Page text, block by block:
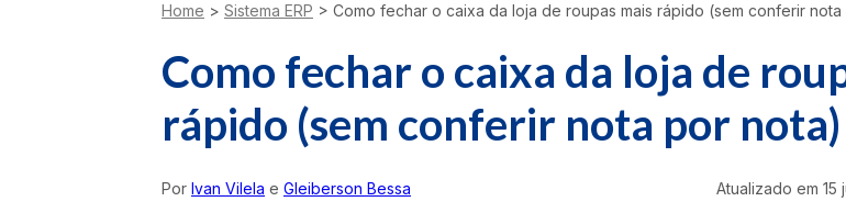
Home > Sistema ERP > Como fechar o caixa da loja de roupas mais rápido (sem conferir nota
Como fechar o caixa da loja de
rápido (sem conferir nota por nota)
Por Ivan Vilela e Gleiberson Bessa Atualizado em 15